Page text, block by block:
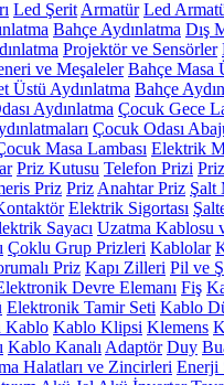
Led Şerit Armatür Led
Bahçe Aydınlatma Dış
Projektör ve Sensörler
ve Meşaleler Bahçe Masa
Üstü Aydınlatma Bahçe
Aydınlatma Çocuk Gece
Çocuk Odası
Masa Lambası Elektrik
Priz Kutusu Telefon Prizi
Priz Priz Anahtar Priz Şalt
Elektrik Sigortası
Sayacı Uzatma Kablosu
Çoklu Grup Prizleri Kablolar
Priz Kapı Zilleri Pil ve
Devre Elemanı Fiş
Elektronik Tamir Seti Kablo
Kablo Kablo Klipsi Klemens
Kablo Kanalı Adaptör Duy
Halatları ve Zincirleri Enerji